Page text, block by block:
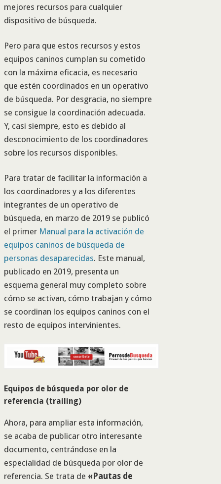
mejores recursos para cualquier
dispositivo de búsqueda.
Pero para que estos recursos y estos
equipos caninos cumplan su cometido
con la máxima eficacia, es necesario
que estén coordinados en un operativo
de búsqueda. Por desgracia, no siempre
se consigue la coordinación adecuada.
Y, casi siempre, esto es debido al
desconocimiento de los coordinadores
sobre los recursos disponibles.
Para tratar de facilitar la información a
los coordinadores y a los diferentes
integrantes de un operativo de
búsqueda, en marzo de 2019 se publicó
el primer Manual para la activación de
equipos caninos de búsqueda de
personas desaparecidas. Este manual,
publicado en 2019, presenta un
esquema general muy completo sobre
cómo se activan, cómo trabajan y cómo
se coordinan los equipos caninos con el
resto de equipos intervinientes.
Equipos de búsqueda por olor de
referencia (trailing)
Ahora, para ampliar esta información,
se acaba de publicar otro interesante
documento, centrándose en la
especialidad de búsqueda por olor de
referencia. Se trata de «Pautas de